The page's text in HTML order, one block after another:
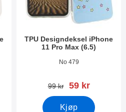
TPU Designdeksel iPhone
11 Pro Max (6.5)
Varenummer 33383
No 479
gammel pris
99 kr ny pris
59 kr
Kjøp